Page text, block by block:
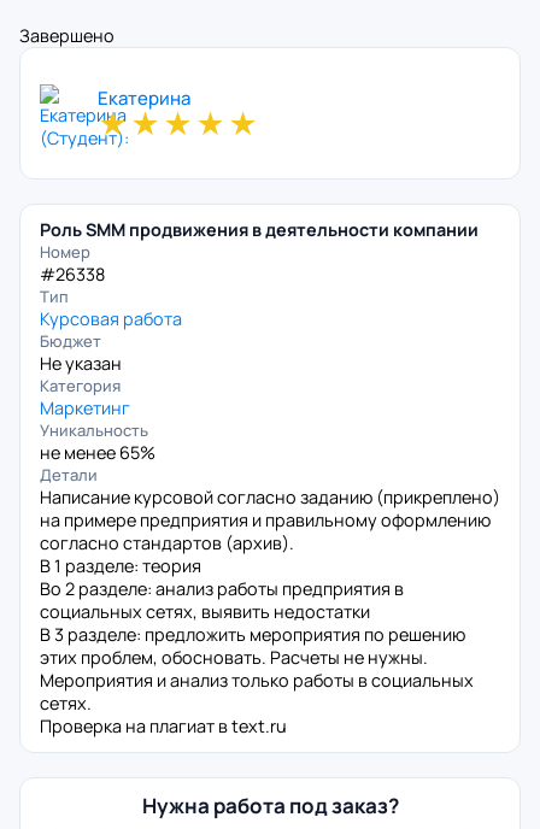
Завершено
Екатерина
★★★★★
Роль SMM продвижения в деятельности компании
Номер
#26338
Тип
Курсовая работа
Бюджет
Не указан
Категория
Маркетинг
Уникальность
не менее 65%
Детали
Написание курсовой согласно заданию (прикреплено)
на примере предприятия и правильному оформлению
согласно стандартов (архив).
В 1 разделе: теория
Во 2 разделе: анализ работы предприятия в
социальных сетях, выявить недостатки
В 3 разделе: предложить мероприятия по решению
этих проблем, обосновать. Расчеты не нужны.
Мероприятия и анализ только работы в социальных
сетях.
Проверка на плагиат в text.ru
Нужна работа под заказ?